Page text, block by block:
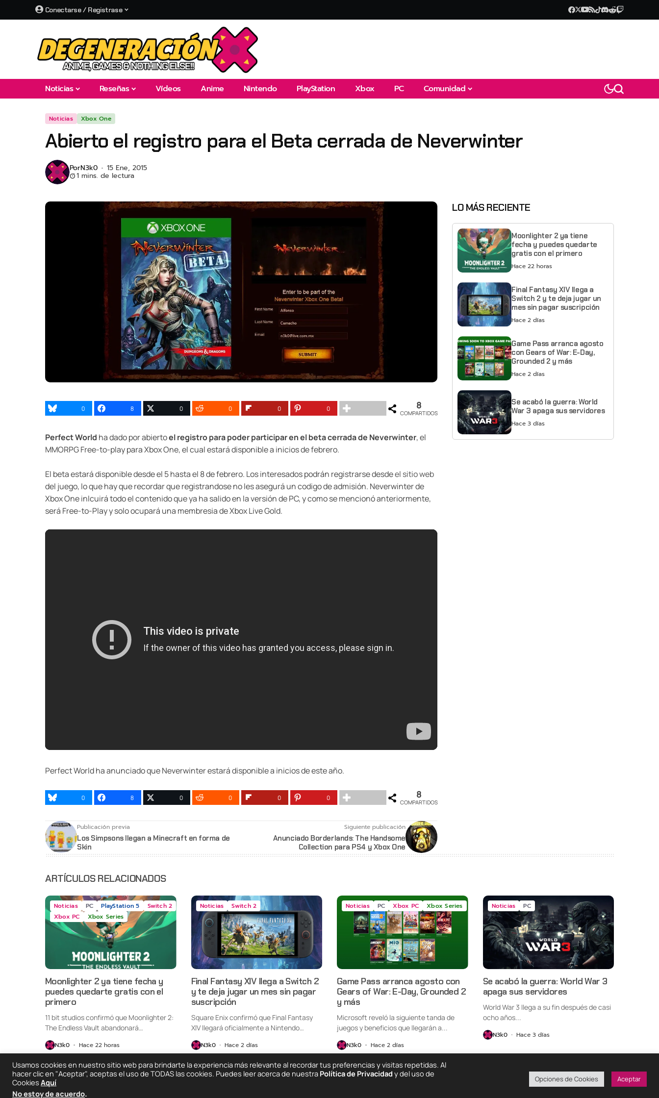
Conectarse / Registrase
Noticias Reseñas Vídeos Anime Nintendo PlayStation Xbox PC Comunidad
Noticias Xbox One
Abierto el registro para el Beta cerrada de Neverwinter
PorN3k0 15 Ene, 2015
1 mins. de lectura
0 8 0 0 0 0 8
COMPARTIDOS
Perfect World ha dado por abiertoel registro para poder participar en el beta cerrada de Neverwinter, el
MMORPG Free-to-play para Xbox One, el cual estará disponible a inicios de febrero.
El beta estará disponible desde el 5 hasta el 8 de febrero. Los interesados podrán registrarse desdeel sitio web
del juego, lo que hay que recordar que registrandose no les asegurá un codigo de admisión. Neverwinter de
Xbox One inlcuirá todo el contenido que ya ha salido en la versión de PC, y como se mencionó anteriormente,
será Free-to-Play y solo ocupará una membresia de Xbox Live Gold.
Perfect World ha anunciado que Neverwinter estará disponible a inicios de este año.
0 8 0 0 0 0 8
COMPARTIDOS
Publicación previa
Los Simpsons llegan a Minecraft en forma de
Skin
Siguiente publicación
Anunciado Borderlands: The Handsome
Collection para PS4 y Xbox One
LO MÁS RECIENTE
Moonlighter 2 ya tiene
fecha y puedes quedarte
gratis con el primero
Hace 22 horas
Final Fantasy XIV llega a
Switch 2 y te deja jugar un
mes sin pagar suscripción
Hace 2 días
Game Pass arranca agosto
con Gears of War: E-Day,
Grounded 2 y más
Hace 2 días
Se acabó la guerra: World
War 3 apaga sus servidores
Hace 3 días
ARTÍCULOS RELACIONADOS
Noticias PC PlayStation 5
Switch 2
Xbox PC
Xbox Series
Moonlighter 2 ya tiene fecha y
puedes quedarte gratis con el
primero
11 bit studios confirmó que Moonlighter 2:
The Endless Vault abandonará
oficialmente...
N3k0 Hace 22 horas
Noticias Switch 2
Final Fantasy XIV llega a Switch 2
y te deja jugar un mes sin pagar
suscripción
Square Enix confirmó que Final Fantasy
XIV llegará oficialmente a Nintendo
Switch...
N3k0 Hace 2 días
Noticias PC Xbox PC Xbox Series
Game Pass arranca agosto con
Gears of War: E-Day, Grounded 2
y más
Microsoft reveló la siguiente tanda de
juegos y beneficios que llegarán a...
N3k0 Hace 2 días
Noticias PC
Se acabó la guerra: World War 3
apaga sus servidores
World War 3 llega a su fin después de casi
ocho años...
N3k0 Hace 3 días
2025 © Degeneraciónx.com | Anime, Games & Nothing Else Políticas De Privacidad¡Colabora!
Usamos cookies en nuestro sitio web para brindarte la experiencia más relevante al recordar tus preferencias y visitas repetidas. Al
hacer clic en "Aceptar", aceptas el uso de TODAS las cookies. Puedes leer acerca de nuestra Política de Privacidad y del uso de
Cookies Aquí
No estoy de acuerdo.
Opciones de Cookies Aceptar